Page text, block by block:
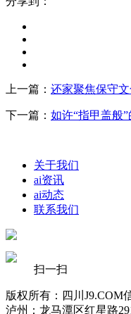
上一篇： 还家聚焦保守
下一篇： 如许“指甲盖般
关于我们
ai资讯
ai动态
联系我们
扫一扫
版权所有：四川J9.COM
泸州：龙马潭区红星路